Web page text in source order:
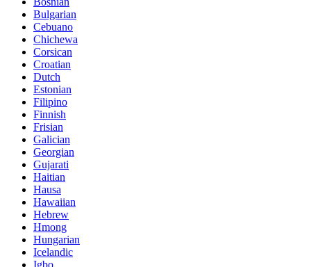
Bulgarian
Cebuano
Chichewa
Corsican
Croatian
Dutch
Estonian
Filipino
Finnish
Frisian
Galician
Georgian
Gujarati
Haitian
Hausa
Hawaiian
Hebrew
Hmong
Hungarian
Icelandic
Igbo